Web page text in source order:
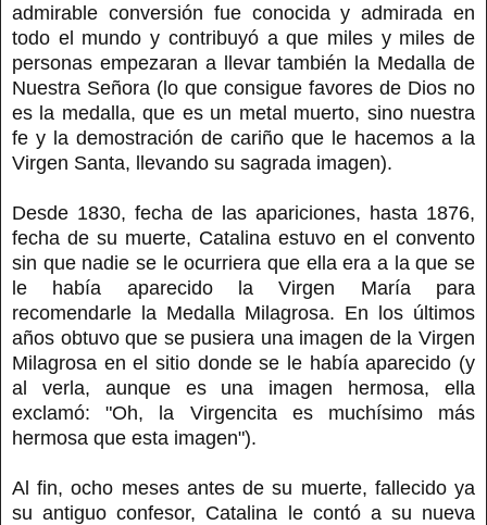
admirable conversión fue conocida y admirada en
todo el mundo y contribuyó a que miles y miles de
personas empezaran a llevar también la Medalla de
Nuestra Señora (lo que consigue favores de Dios no
es la medalla, que es un metal muerto, sino nuestra
fe y la demostración de cariño que le hacemos a la
Virgen Santa, llevando su sagrada imagen).
Desde 1830, fecha de las apariciones, hasta 1876,
fecha de su muerte, Catalina estuvo en el convento
sin que nadie se le ocurriera que ella era a la que se
le había aparecido la Virgen María para
recomendarle la Medalla Milagrosa. En los últimos
años obtuvo que se pusiera una imagen de la Virgen
Milagrosa en el sitio donde se le había aparecido (y
al verla, aunque es una imagen hermosa, ella
exclamó: "Oh, la Virgencita es muchísimo más
hermosa que esta imagen").
Al fin, ocho meses antes de su muerte, fallecido ya
su antiguo confesor, Catalina le contó a su nueva